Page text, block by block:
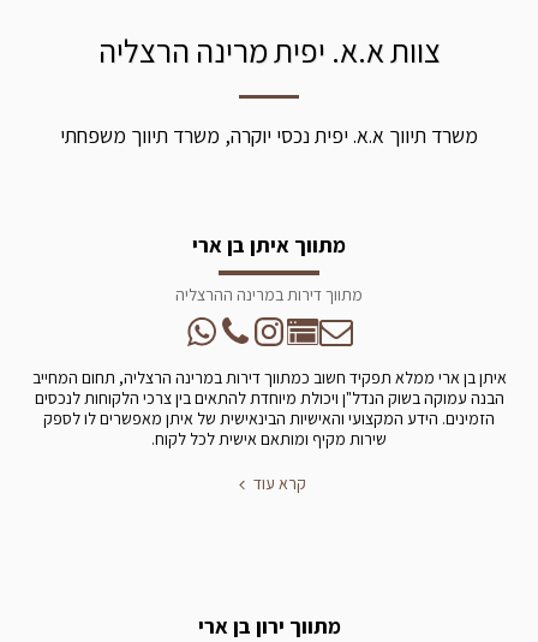
צוות א.א. יפית מרינה הרצליה
משרד תיווך א.א. יפית נכסי יוקרה, משרד תיווך משפחתי
מתווך איתן בן ארי
מתווך דירות במרינה ההרצליה
איתן בן ארי ממלא תפקיד חשוב כמתווך דירות במרינה הרצליה, תחום המחייב
הבנה עמוקה בשוק הנדל"ן ויכולת מיוחדת להתאים בין צרכי הלקוחות לנכסים
הזמינים. הידע המקצועי והאישיות הבינאישית של איתן מאפשרים לו לספק
שירות מקיף ומותאם אישית לכל לקוח.
קרא עוד
מתווך ירון בן ארי